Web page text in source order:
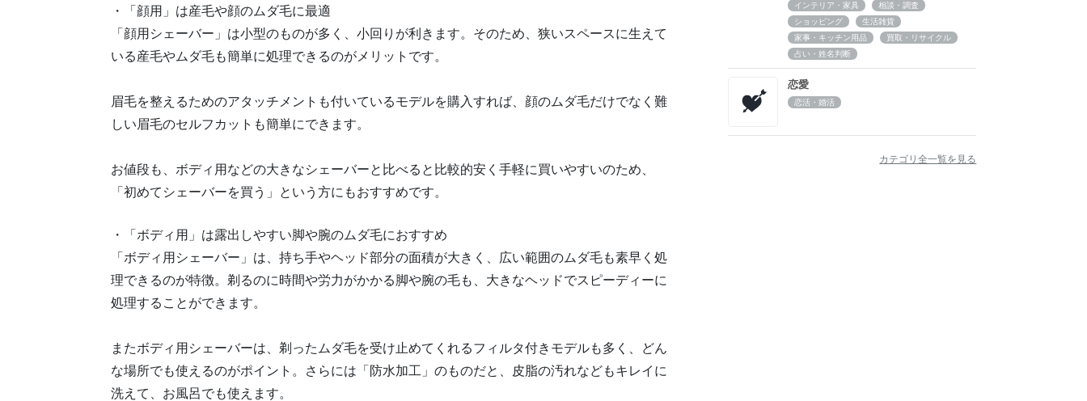
・「顔用」は産毛や顔のムダ毛に最適
「顔用シェーバー」は小型のものが多く、小回りが利きます。そのため、狭いスペースに生えて
いる産毛やムダ毛も簡単に処理できるのがメリットです。
眉毛を整えるためのアタッチメントも付いているモデルを購入すれば、顔のムダ毛だけでなく難
しい眉毛のセルフカットも簡単にできます。
お値段も、ボディ用などの大きなシェーバーと比べると比較的安く手軽に買いやすいのため、
「初めてシェーバーを買う」という方にもおすすめです。
・「ボディ用」は露出しやすい脚や腕のムダ毛におすすめ
「ボディ用シェーバー」は、持ち手やヘッド部分の面積が大きく、広い範囲のムダ毛も素早く処
理できるのが特徴。剃るのに時間や労力がかかる脚や腕の毛も、大きなヘッドでスピーディーに
処理することができます。
またボディ用シェーバーは、剃ったムダ毛を受け止めてくれるフィルタ付きモデルも多く、どん
な場所でも使えるのがポイント。さらには「防水加工」のものだと、皮脂の汚れなどもキレイに
洗えて、お風呂でも使えます。
インテリア・家具
相談・調査
ショッピング
生活雑貨
家事・キッチン用品
買取・リサイクル
占い・姓名判断
恋愛
恋活・婚活
カテゴリ全一覧を見る